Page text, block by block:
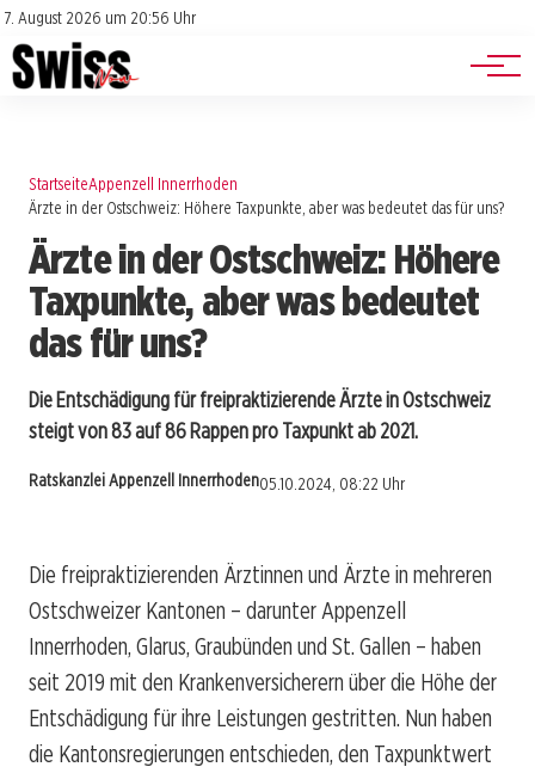
7. August 2026 um 20:56 Uhr
Impressum
Datenschutz
Jobs
Events
StartseiteAppenzell Innerrhoden
Ärzte in der Ostschweiz: Höhere Taxpunkte, aber was bedeutet das für uns?
Ärzte in der Ostschweiz: Höhere
Taxpunkte, aber was bedeutet
das für uns?
Die Entschädigung für freipraktizierende Ärzte in Ostschweiz
steigt von 83 auf 86 Rappen pro Taxpunkt ab 2021.
Ratskanzlei Appenzell Innerrhoden05.10.2024, 08:22 Uhr
Die freipraktizierenden Ärztinnen und Ärzte in mehreren
Ostschweizer Kantonen – darunter Appenzell
Innerrhoden, Glarus, Graubünden und St. Gallen – haben
seit 2019 mit den Krankenversicherern über die Höhe der
Entschädigung für ihre Leistungen gestritten. Nun haben
die Kantonsregierungen entschieden, den Taxpunktwert